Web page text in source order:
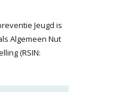
Jeugd is
Algemeen Nut
(RSIN: